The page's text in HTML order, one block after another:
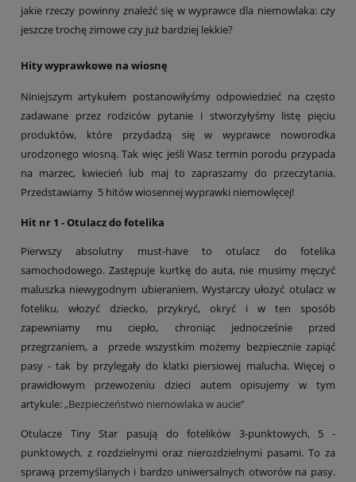
jakie rzeczy powinny znaleźć się w wyprawce dla niemowlaka: czy
jeszcze trochę zimowe czy już bardziej lekkie?
Hity wyprawkowe na wiosnę
Niniejszym artykułem postanowiłyśmy odpowiedzieć na często
zadawane przez rodziców pytanie i stworzyłyśmy listę pięciu
produktów, które przydadzą się w wyprawce noworodka
urodzonego wiosną. Tak więc jeśli Wasz termin porodu przypada
na marzec, kwiecień lub maj to zapraszamy do przeczytania.
Przedstawiamy 5 hitów wiosennej wyprawki niemowlęcej!
Hit nr 1 - Otulacz do fotelika
Pierwszy absolutny must-have to otulacz do fotelika
samochodowego. Zastępuje kurtkę do auta, nie musimy męczyć
maluszka niewygodnym ubieraniem. Wystarczy ułożyć otulacz w
foteliku, włożyć dziecko, przykryć, okryć i w ten sposób
zapewniamy mu ciepło, chroniąc jednocześnie przed
przegrzaniem, a przede wszystkim możemy bezpiecznie zapiąć
pasy - tak by przylegały do klatki piersiowej malucha. Więcej o
prawidłowym przewożeniu dzieci autem opisujemy w tym
artykule:„Bezpieczeństwo niemowlaka w aucie”
Otulacze Tiny Star pasują do fotelików 3-punktowych, 5 -
punktowych, z rozdzielnymi oraz nierozdzielnymi pasami. To za
sprawą przemyślanych i bardzo uniwersalnych otworów na pasy.